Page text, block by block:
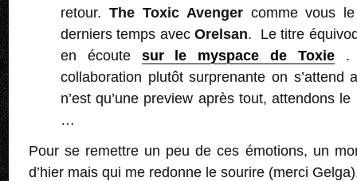
retour. The Toxic Avenger comme vous
derniers temps avecOrelsan. Le titre
en écoute sur le myspace de Toxie.
collaboration plutôt surprenante on s’attend
n’est qu’une preview après tout, attendons
…
Pour se remettre un peu de ces émotions, un
d’hier mais qui me redonne le sourire (merci